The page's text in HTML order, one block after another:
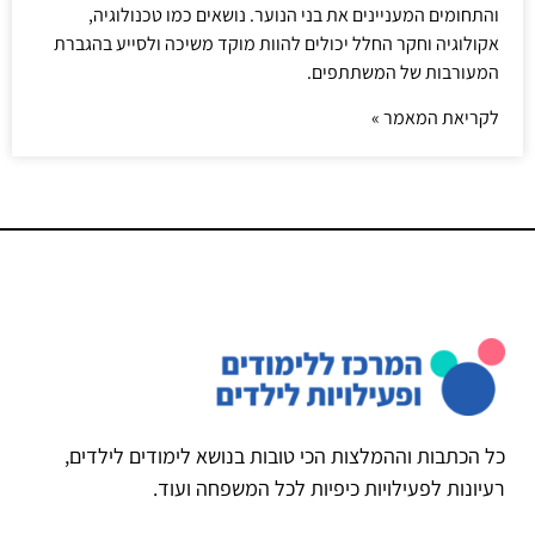
והתחומים המעניינים את בני הנוער. נושאים כמו טכנולוגיה,
אקולוגיה וחקר החלל יכולים להוות מוקד משיכה ולסייע בהגברת
המעורבות של המשתתפים.
לקריאת המאמר »
כל הכתבות וההמלצות הכי טובות בנושא לימודים לילדים,
רעיונות לפעילויות כיפיות לכל המשפחה ועוד.